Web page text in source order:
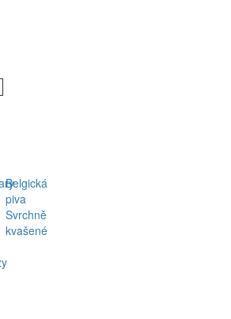
Belgická
piva
Svrchně
kvašené